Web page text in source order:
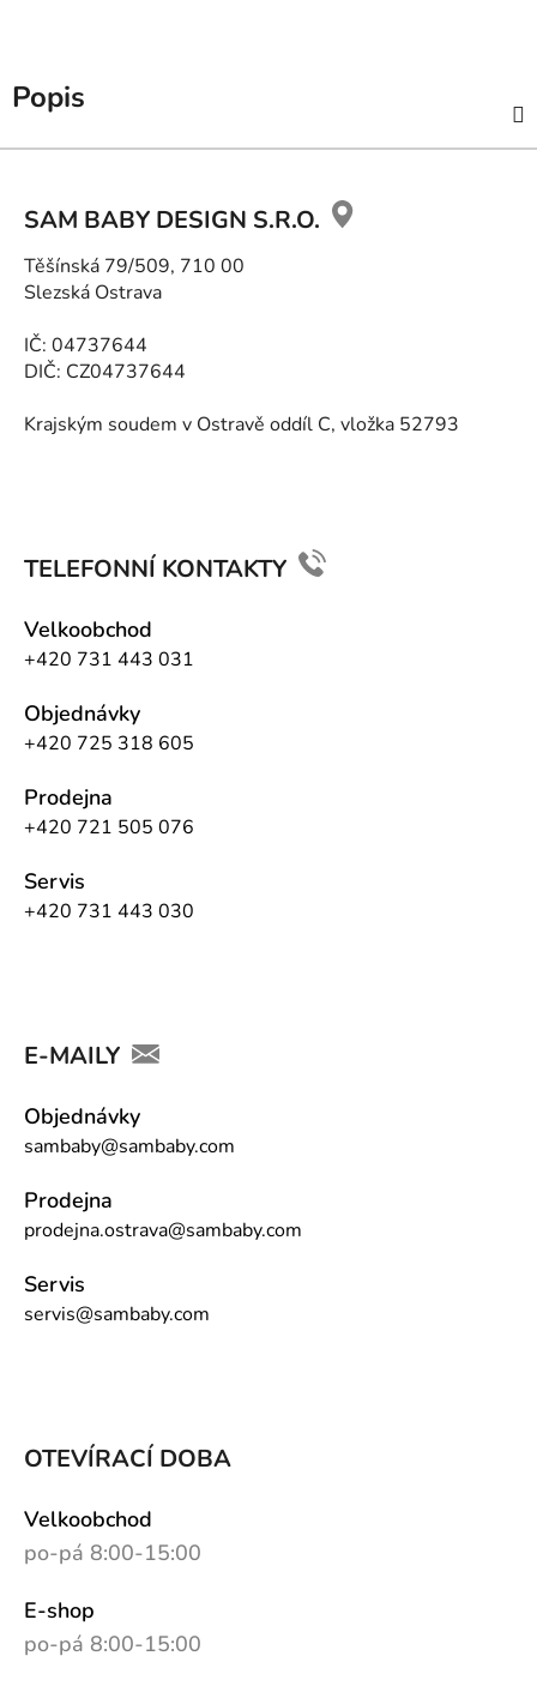
Popis
SAM BABY DESIGN S.R.O.
Těšínská 79/509, 710 00
Slezská Ostrava
IČ: 04737644
DIČ: CZ04737644
Krajským soudem v Ostravě oddíl C, vložka 52793
TELEFONNÍ KONTAKTY
Velkoobchod
+420 731 443 031
Objednávky
+420 725 318 605
Prodejna
+420 721 505 076
Servis
+420 731 443 030
E-MAILY
Objednávky
sambaby@sambaby.com
Prodejna
prodejna.ostrava@sambaby.com
Servis
servis@sambaby.com
OTEVÍRACÍ DOBA
Velkoobchod
po-pá 8:00-15:00
E-shop
po-pá 8:00-15:00